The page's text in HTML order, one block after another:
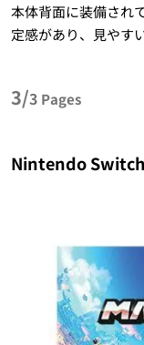
本体背面に装備され
定感があり、見やす
3/3 Pages
Nintendo Switch